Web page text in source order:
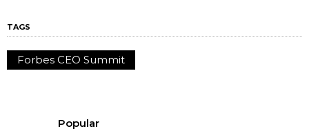
TAGS
Forbes CEO Summit
Popular